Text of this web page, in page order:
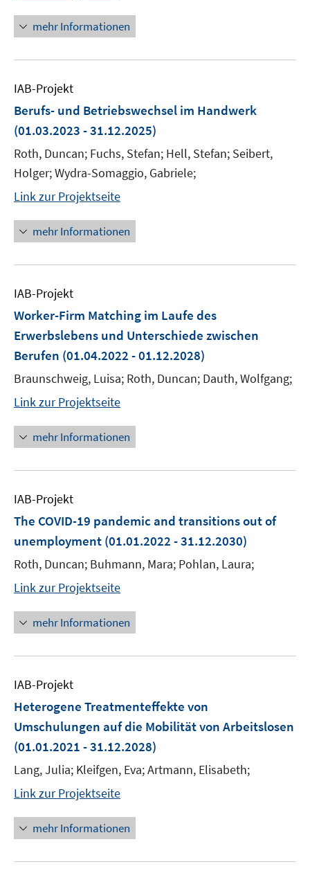
mehr Informationen
IAB-Projekt
Berufs- und Betriebswechsel im Handwerk
(01.03.2023 - 31.12.2025)
Roth, Duncan; Fuchs, Stefan; Hell, Stefan; Seibert,
Holger; Wydra-Somaggio, Gabriele;
Link zur Projektseite
mehr Informationen
IAB-Projekt
Worker-Firm Matching im Laufe des
Erwerbslebens und Unterschiede zwischen
Berufen (01.04.2022 - 01.12.2028)
Braunschweig, Luisa; Roth, Duncan; Dauth, Wolfgang;
Link zur Projektseite
mehr Informationen
IAB-Projekt
The COVID-19 pandemic and transitions out of
unemployment (01.01.2022 - 31.12.2030)
Roth, Duncan; Buhmann, Mara; Pohlan, Laura;
Link zur Projektseite
mehr Informationen
IAB-Projekt
Heterogene Treatmenteffekte von
Umschulungen auf die Mobilität von Arbeitslosen
(01.01.2021 - 31.12.2028)
Lang, Julia; Kleifgen, Eva; Artmann, Elisabeth;
Link zur Projektseite
mehr Informationen